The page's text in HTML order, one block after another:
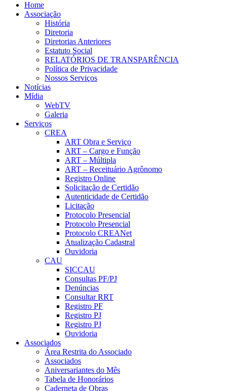
Home
Associação
História
Diretoria
Diretorias Anteriores
Estatuto Social
RELATÓRIOS DE TRANSPARÊNCIA
Política de Privacidade
Nossos Serviços
Notícias
Mídia
WebTV
Galeria
Serviços
CREA
ART Obra e Serviço
ART – Cargo e Função
ART – Múltipla
ART – Receituário Agrônomo
Registro Online
Solicitação de Certidão
Autenticidade de Certidão
Licitação
Protocolo Presencial
Protocolo Presencial
Protocolo CREANet
Atualização Cadastral
Ouvidoria
CAU
SICCAU
Consultas PF/PJ
Denúncias
Consultar RRT
Registro PF
Registro PJ
Registro PJ
Ouvidoria
Associados
Área Restrita do Associado
Associados
Aniversariantes do Mês
Tabela de Honorários
Caderneta de Obras